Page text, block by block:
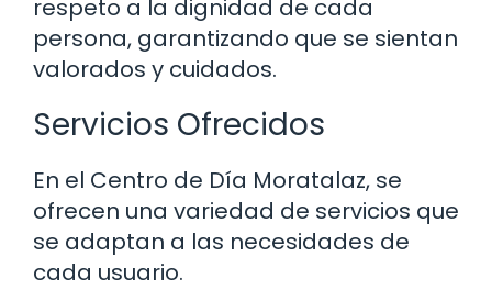
respeto a la dignidad de cada
persona, garantizando que se sientan
valorados y cuidados.
Servicios Ofrecidos
En el Centro de Día Moratalaz, se
ofrecen una variedad de servicios que
se adaptan a las necesidades de
cada usuario.